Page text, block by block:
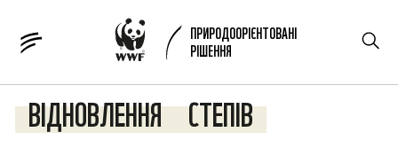
ПРИРОДООРІЄНТОВАНІ
РІШЕННЯ
ВІДНОВЛЕННЯ СТЕПІВ